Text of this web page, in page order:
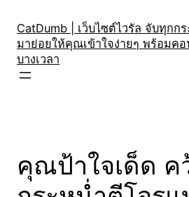
content
CatDumb | เว็บไซต์ไวรัล จับทุกก
มาย่อยให้คุณเข้าใจง่ายๆ พร้อมคอ
บางเวลา
คุณป้าใจเด็ด ค